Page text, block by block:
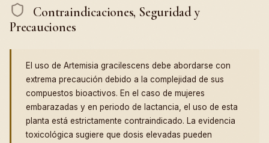
Contraindicaciones, Seguridad y
Precauciones
El uso de Artemisia gracilescens debe abordarse con
extrema precaución debido a la complejidad de sus
compuestos bioactivos. En el caso de mujeres
embarazadas y en periodo de lactancia, el uso de esta
planta está estrictamente contraindicado. La evidencia
toxicológica sugiere que dosis elevadas pueden